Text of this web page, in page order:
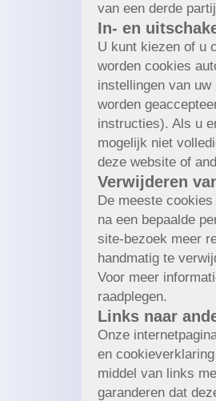
van een derde
In- en
U kunt kiezen of u
worden cookies
instellingen van
worden
instructies). Als u
mogelijk niet
deze website of
Verwijderen
De meeste
na een bepaalde
site-bezoek meer
handmatig te
Voor meer
raadplegen.
Links naar
Onze
en
middel van links
garanderen dat